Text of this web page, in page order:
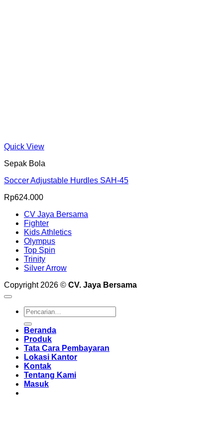
Quick View
Sepak Bola
Soccer Adjustable Hurdles SAH-45
Rp624.000
CV Jaya Bersama
Fighter
Kids Athletics
Olympus
Top Spin
Trinity
Silver Arrow
Copyright 2026 © CV. Jaya Bersama
Pencarian
untuk:
Beranda
Produk
Tata Cara Pembayaran
Lokasi Kantor
Kontak
Tentang Kami
Masuk